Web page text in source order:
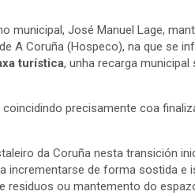
municipal, José Manuel Lage,
A Coruña (Hospeco), na que se
turística, unha recarga municipal
coincidindo precisamente coa
da Coruña nesta transición
incrementarse de forma sostida e
residuos ou mantemento do